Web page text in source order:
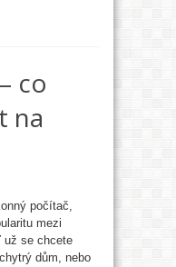
co
na
počítač,
mezi
už se chcete
dům, nebo